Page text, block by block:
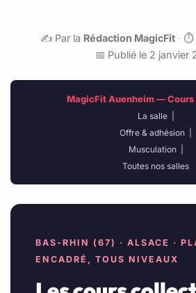
✍️ Par la Rédaction MagicFit · ⏱️
📅 Publié le 2 janvier
MagicFit Auenheim —
La salle|
Offre & adhésion
Musculation|
Toutes nos salles
BAS-RHIN (67) · ALSACE ·
ENCADRÉ, TOUS NIVEAUX